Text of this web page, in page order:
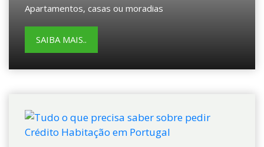
Apartamentos, casas ou moradias
SAIBA MAIS..